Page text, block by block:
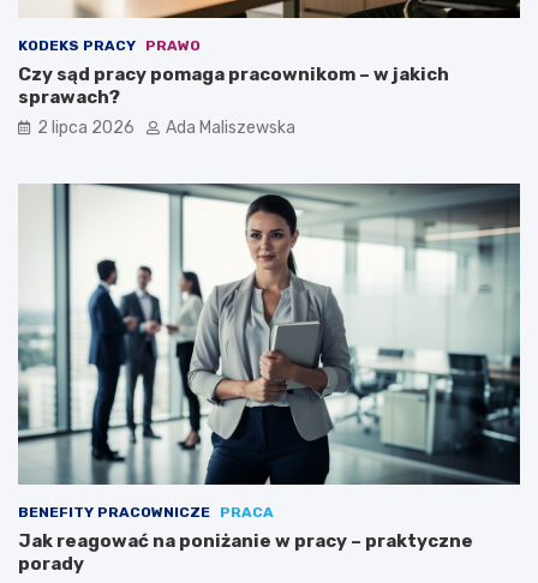
KODEKS PRACY PRAWO
Czy sąd pracy pomaga pracownikom – w jakich
sprawach?
2 lipca 2026 Ada Maliszewska
BENEFITY PRACOWNICZE PRACA
Jak reagować na poniżanie w pracy – praktyczne
porady